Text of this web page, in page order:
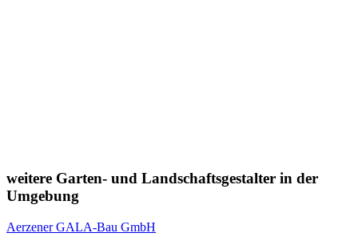
weitere Garten- und Landschaftsgestalter in der
Umgebung
Aerzener GALA-Bau GmbH